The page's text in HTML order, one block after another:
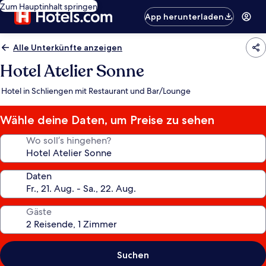
Zum Hauptinhalt springen
App herunterladen
Alle Unterkünfte anzeigen
Hotel Atelier Sonne
Hotel in Schliengen mit Restaurant und Bar/Lounge
Wähle deine Daten, um Preise zu sehen
Wo soll’s hingehen?
Daten
Gäste
Suchen